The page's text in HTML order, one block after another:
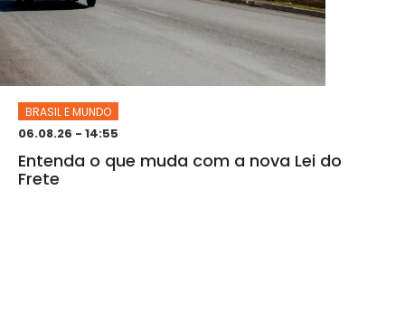
BRASIL E MUNDO
06.08.26 - 14:55
Entenda o que muda com a nova Lei do
Frete